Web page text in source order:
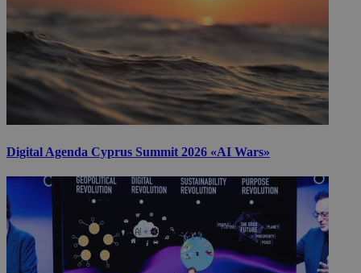
Digital Agenda Cyprus Summit 2026 «AI Wars»